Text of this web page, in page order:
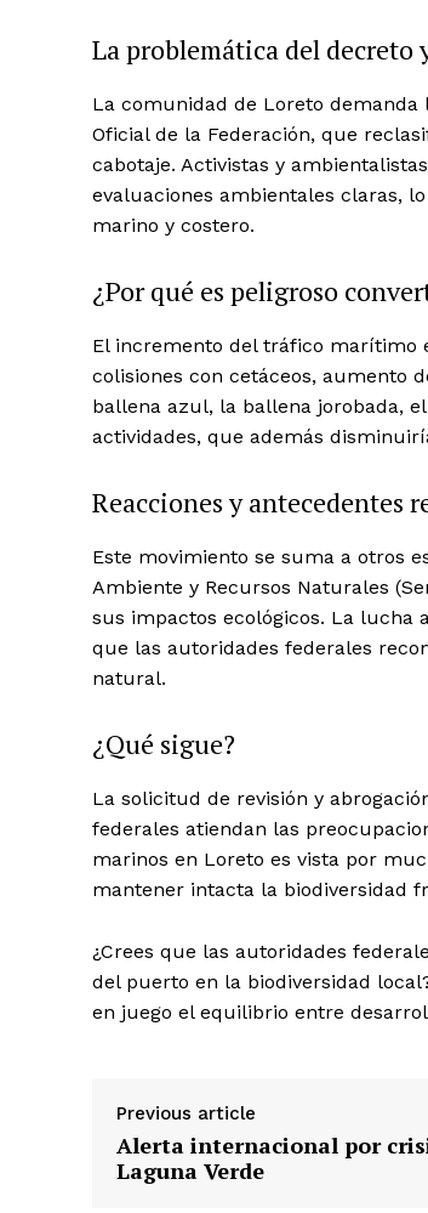
La problemática del decreto
La comunidad de Loreto demanda
Oficial de la Federación, que
cabotaje. Activistas y
evaluaciones ambientales claras,
marino y costero.
¿Por qué es peligroso
El incremento del tráfico marítimo
colisiones con cetáceos, aumento
ballena azul, la ballena jorobada,
actividades, que además
Reacciones y antecedentes
Este movimiento se suma a otros
Ambiente y Recursos Naturales
sus impactos ecológicos. La lucha
que las autoridades federales
natural.
¿Qué sigue?
La solicitud de revisión y
federales atiendan las
marinos en Loreto es vista por
mantener intacta la biodiversidad
¿Crees que las autoridades
del puerto en la biodiversidad
en juego el equilibrio entre
Previous article
Alerta internacional por
Laguna Verde